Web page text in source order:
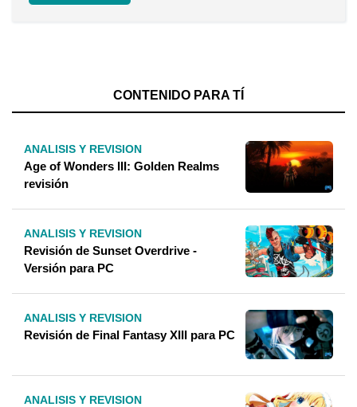
CONTENIDO PARA TÍ
ANALISIS Y REVISION
Age of Wonders III: Golden Realms
revisión
ANALISIS Y REVISION
Revisión de Sunset Overdrive -
Versión para PC
ANALISIS Y REVISION
Revisión de Final Fantasy XIII para PC
ANALISIS Y REVISION